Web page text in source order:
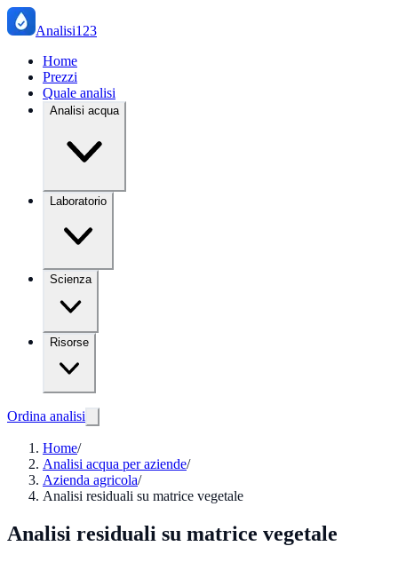
Analisi123
Home
Prezzi
Quale analisi
Analisi acqua
Laboratorio
Scienza
Risorse
Ordina analisi
Home/
Analisi acqua per aziende/
Azienda agricola/
Analisi residuali su matrice vegetale
Analisi residuali su matrice vegetale